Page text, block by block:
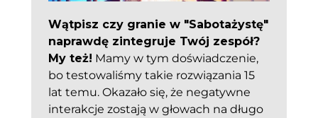
Wątpisz czy granie w "Sabotażystę"
naprawdę zintegruje Twój zespół?
My też! Mamy w tym doświadczenie,
bo testowaliśmy takie rozwiązania 15
lat temu. Okazało się, że negatywne
interakcje zostają w głowach na długo